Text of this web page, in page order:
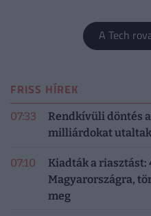
A Tech
FRISS HÍREK
07:33
Rendkívüli döntés
milliárdokat utaltak
07:10
Kiadták a riasztást:
Magyarországra,
meg